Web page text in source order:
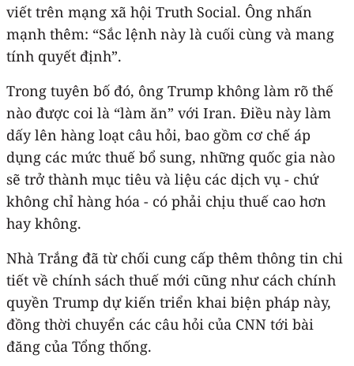
viết trên mạng xã hội Truth Social. Ông nhấn
mạnh thêm: “Sắc lệnh này là cuối cùng và mang
tính quyết định”.
Trong tuyên bố đó, ông Trump không làm rõ thế
nào được coi là “làm ăn” với Iran. Điều này làm
dấy lên hàng loạt câu hỏi, bao gồm cơ chế áp
dụng các mức thuế bổ sung, những quốc gia nào
sẽ trở thành mục tiêu và liệu các dịch vụ - chứ
không chỉ hàng hóa - có phải chịu thuế cao hơn
hay không.
Nhà Trắng đã từ chối cung cấp thêm thông tin chi
tiết về chính sách thuế mới cũng như cách chính
quyền Trump dự kiến triển khai biện pháp này,
đồng thời chuyển các câu hỏi của CNN tới bài
đăng của Tổng thống.